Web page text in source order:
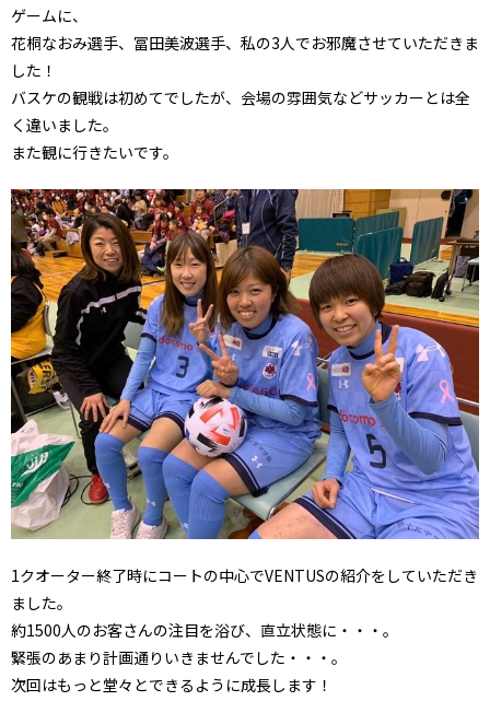
ゲームに、
花桐なおみ選手、冨田美波選手、私の3人でお邪魔させていただきま
した！
バスケの観戦は初めてでしたが、会場の雰囲気などサッカーとは全
く違いました。
また観に行きたいです。
1クオーター終了時にコートの中心でVENTUSの紹介をしていただき
ました。
約1500人のお客さんの注目を浴び、直立状態に・・・。
緊張のあまり計画通りいきませんでした・・・。
次回はもっと堂々とできるように成長します！